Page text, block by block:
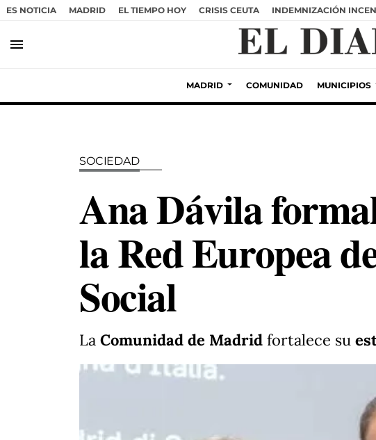
ES NOTICIA MADRID EL TIEMPO HOY CRISIS CEUTA INDEMNIZACIÓN
menu
MADRID COMUNIDAD MUNICIPIOS
SOCIEDAD
Ana Dávila
la Red Europea
Social
La Comunidad de Madrid fortalece su